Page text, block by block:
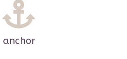
anchor